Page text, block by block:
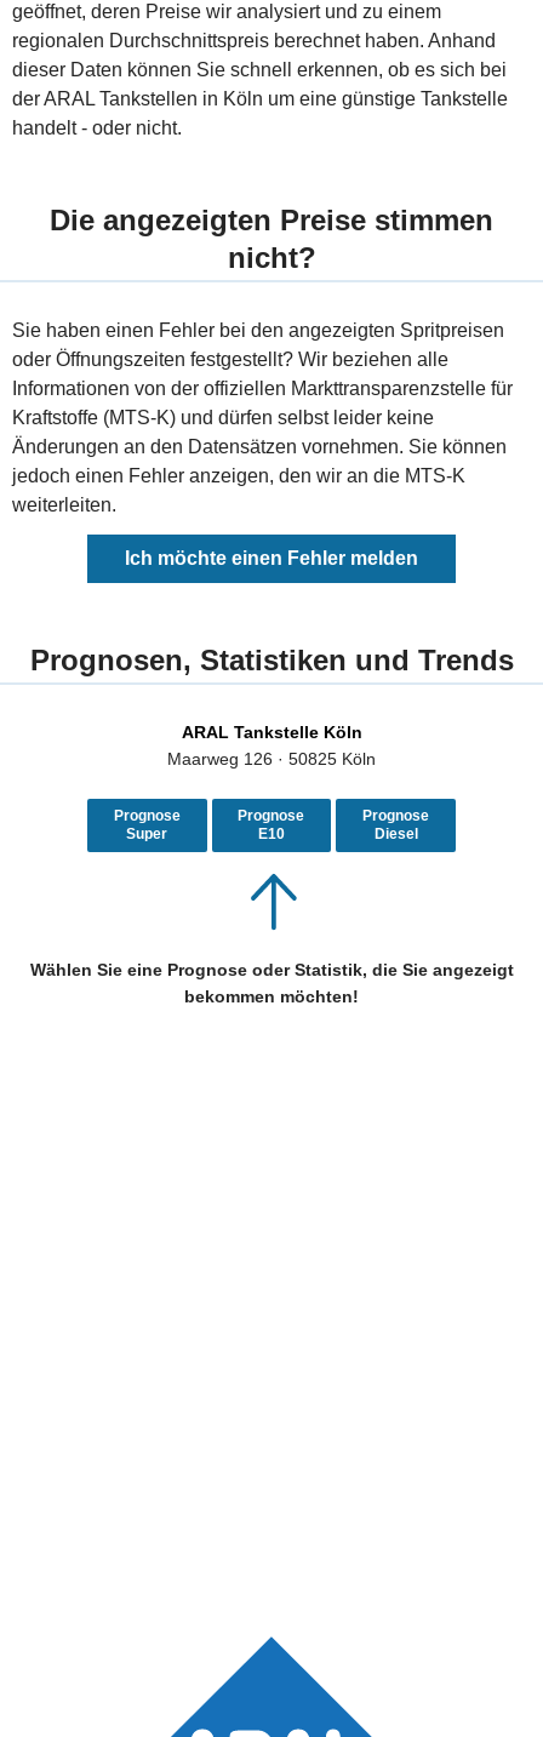
geöffnet, deren Preise wir analysiert und zu einem
regionalen Durchschnittspreis berechnet haben. Anhand
dieser Daten können Sie schnell erkennen, ob es sich bei
der ARAL Tankstellen in Köln um eine günstige Tankstelle
handelt - oder nicht.
Die angezeigten Preise stimmen
nicht?
Sie haben einen Fehler bei den angezeigten Spritpreisen
oder Öffnungszeiten festgestellt? Wir beziehen alle
Informationen von der offiziellen Markttransparenzstelle für
Kraftstoffe (MTS-K) und dürfen selbst leider keine
Änderungen an den Datensätzen vornehmen. Sie können
jedoch einen Fehler anzeigen, den wir an die MTS-K
weiterleiten.
Ich möchte einen Fehler melden
Prognosen, Statistiken und Trends
ARAL Tankstelle Köln
Maarweg 126 · 50825 Köln
Prognose
Super
Prognose
E10
Prognose
Diesel
Wählen Sie eine Prognose oder Statistik, die Sie angezeigt
bekommen möchten!